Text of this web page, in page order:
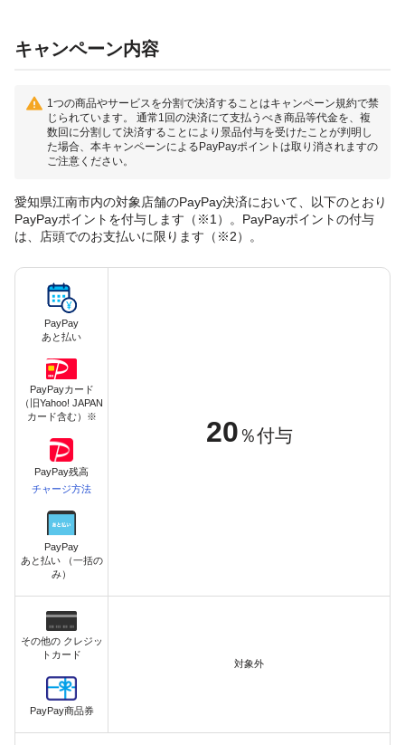
キャンペーン内容
1つの商品やサービスを分割で決済することはキャンペーン規約で禁
じられています。 通常1回の決済にて支払うべき商品等代金を、複
数回に分割して決済することにより景品付与を受けたことが判明し
た場合、本キャンペーンによるPayPayポイントは取り消されますの
ご注意ください。
愛知県江南市内の対象店舗のPayPay決済において、以下のとおり
PayPayポイントを付与します（※1）。PayPayポイントの付与
は、店頭でのお支払いに限ります（※2）。
PayPay
あと払い
PayPayカード
（旧Yahoo! JAPAN
カード含む）※
PayPay残高
チャージ方法
PayPay
あと払い （一括の
み）
20 ％付与
その他の クレジッ
トカード
PayPay商品券
対象外